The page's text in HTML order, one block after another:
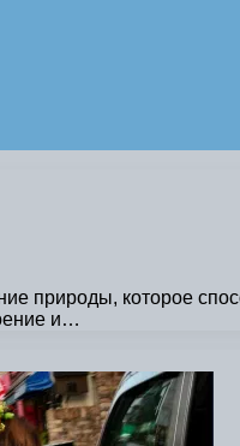
природы, которое
и…